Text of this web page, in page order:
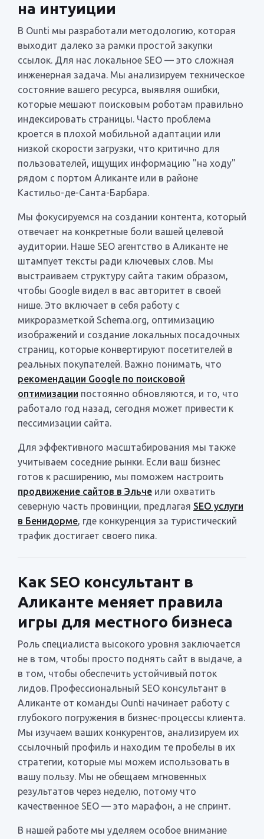
на интуиции
В Ounti мы разработали методологию, которая
выходит далеко за рамки простой закупки
ссылок. Для нас локальное SEO — это сложная
инженерная задача. Мы анализируем техническое
состояние вашего ресурса, выявляя ошибки,
которые мешают поисковым роботам правильно
индексировать страницы. Часто проблема
кроется в плохой мобильной адаптации или
низкой скорости загрузки, что критично для
пользователей, ищущих информацию "на ходу"
рядом с портом Аликанте или в районе
Кастильо-де-Санта-Барбара.
Мы фокусируемся на создании контента, который
отвечает на конкретные боли вашей целевой
аудитории. Наше SEO агентство в Аликанте не
штампует тексты ради ключевых слов. Мы
выстраиваем структуру сайта таким образом,
чтобы Google видел в вас авторитет в своей
нише. Это включает в себя работу с
микроразметкой Schema.org, оптимизацию
изображений и создание локальных посадочных
страниц, которые конвертируют посетителей в
реальных покупателей. Важно понимать, что
рекомендации Google по поисковой
оптимизации постоянно обновляются, и то, что
работало год назад, сегодня может привести к
пессимизации сайта.
Для эффективного масштабирования мы также
учитываем соседние рынки. Если ваш бизнес
готов к расширению, мы поможем настроить
продвижение сайтов в Эльче или охватить
северную часть провинции, предлагая SEO услуги
в Бенидорме, где конкуренция за туристический
трафик достигает своего пика.
Как SEO консультант в
Аликанте меняет правила
игры для местного бизнеса
Роль специалиста высокого уровня заключается
не в том, чтобы просто поднять сайт в выдаче, а
в том, чтобы обеспечить устойчивый поток
лидов. Профессиональный SEO консультант в
Аликанте от команды Ounti начинает работу с
глубокого погружения в бизнес-процессы клиента.
Мы изучаем ваших конкурентов, анализируем их
ссылочный профиль и находим те пробелы в их
стратегии, которые мы можем использовать в
вашу пользу. Мы не обещаем мгновенных
результатов через неделю, потому что
качественное SEO — это марафон, а не спринт.
В нашей работе мы уделяем особое внимание